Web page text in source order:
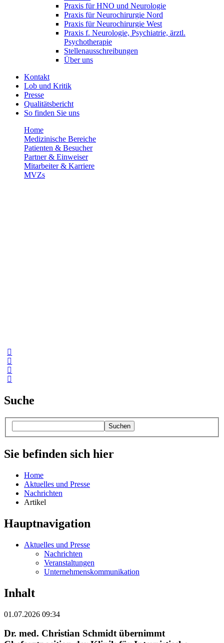
Praxis für HNO und Neurologie
Praxis für Neurochirurgie Nord
Praxis für Neurochirurgie West
Praxis f. Neurologie, Psychiatrie, ärztl.
Psychotherapie
Stellenausschreibungen
Über uns
Kontakt
Lob und Kritik
Presse
Qualitätsbericht
So finden Sie uns
Home
Medizinische Bereiche
Patienten & Besucher
Partner & Einweiser
Mitarbeiter & Karriere
MVZs
Suche
Suchen
Sie befinden sich hier
Home
Aktuelles und Presse
Nachrichten
Artikel
Hauptnavigation
Aktuelles und Presse
Nachrichten
Veranstaltungen
Unternehmenskommunikation
Inhalt
01.07.2026 09:34
Dr. med. Christian Schmidt übernimmt